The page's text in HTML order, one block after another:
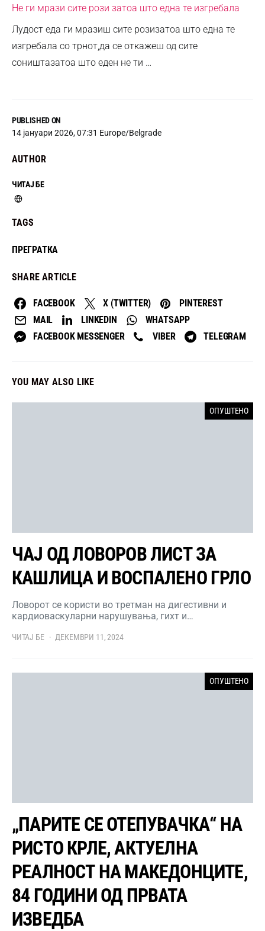
PUBLISHED ON
14 јануари 2026, 07:31 Europe/Belgrade
AUTHOR
ЧИТАЈ БЕ
TAGS
ПРЕГРАТКА
SHARE ARTICLE
FACEBOOK X (TWITTER)
PINTEREST
MAIL
LINKEDIN
WHATSAPP
FACEBOOK MESSENGER
VIBER TELEGRAM
Не ги мрази сите рози затоа што една те изгребала
Лудост еда ги мразиш сите розизатоа што една те
изгребала со трнот,да се откажеш од сите
соништазатоа што еден не ти …
YOU MAY ALSO LIKE
ОПУШТЕНО
ЧАЈ ОД ЛОВОРОВ ЛИСТ ЗА
КАШЛИЦА И ВОСПАЛЕНО ГРЛО
Ловорот се користи во третман на дигестивни и
кардиоваскуларни нарушувања, гихт и…
ЧИТАЈ БЕ ДЕКЕМВРИ 11, 2024
ОПУШТЕНО
„ПАРИТЕ СЕ ОТЕПУВАЧКА“ НА
РИСТО КРЛЕ, АКТУЕЛНА
РЕАЛНОСТ НА МАКЕДОНЦИТЕ,
84 ГОДИНИ ОД ПРВАТА
ИЗВЕДБА